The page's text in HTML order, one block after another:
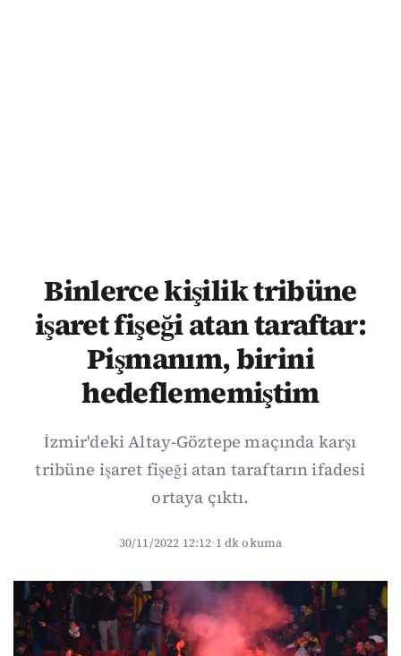
Binlerce kişilik tribüne
işaret fişeği atan taraftar:
Pişmanım, birini
hedeflememiştim
İzmir'deki Altay-Göztepe maçında karşı
tribüne işaret fişeği atan taraftarın ifadesi
ortaya çıktı.
30/11/2022 12:12·1 dk okuma